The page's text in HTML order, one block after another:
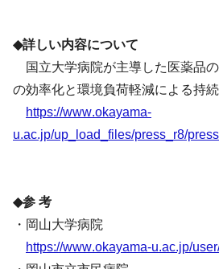
◆詳しい内容について
国立大学病院が主導した医薬品
の効率化と環境負荷軽減による持
https://www.okayama-
u.ac.jp/up_load_files/press_r8/
◆参 考
・岡山大学病院
https://www.okayama-u.ac.jp/